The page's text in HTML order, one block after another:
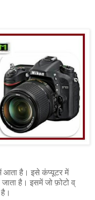
आता है। इसे कंप्यूटर में
है। इसमें जो फ़ोटो व्